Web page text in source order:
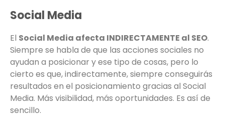
Social Media
El Social Media afecta INDIRECTAMENTE al SEO.
Siempre se habla de que las acciones sociales no
ayudan a posicionar y ese tipo de cosas, pero lo
cierto es que, indirectamente, siempre conseguirás
resultados en el posicionamiento gracias al Social
Media. Más visibilidad, más oportunidades. Es así de
sencillo.